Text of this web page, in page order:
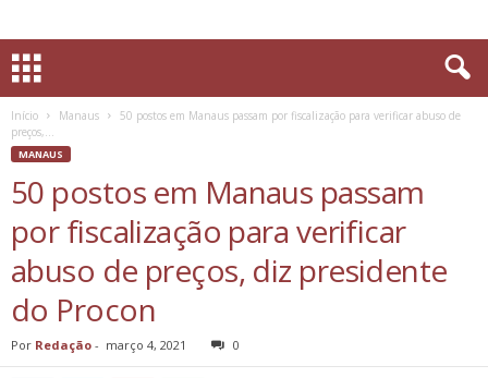
Início Manaus
50 postos em Manaus passam por fiscalização para verificar abuso de
preços,...
MANAUS
50 postos em Manaus passam
por fiscalização para verificar
abuso de preços, diz presidente
do Procon
Por Redação - março 4, 2021 0